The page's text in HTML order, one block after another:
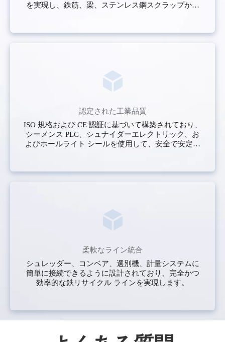
を実現し、鉄筋、梁、ステンレス鋼スクラップから
認定された工業品質
ISO 規格および CE 認証に基づいて構築されており、
シーメンス PLC、シュナイダーエレクトリック、お
よびホールライト シールを使用して、安全で安定し
柔軟なライン統合
シュレッダー、コンベア、選別機、計量システムに
簡単に接続できるように設計されており、完全かつ
効率的な鉄リサイクル ラインを実現します。